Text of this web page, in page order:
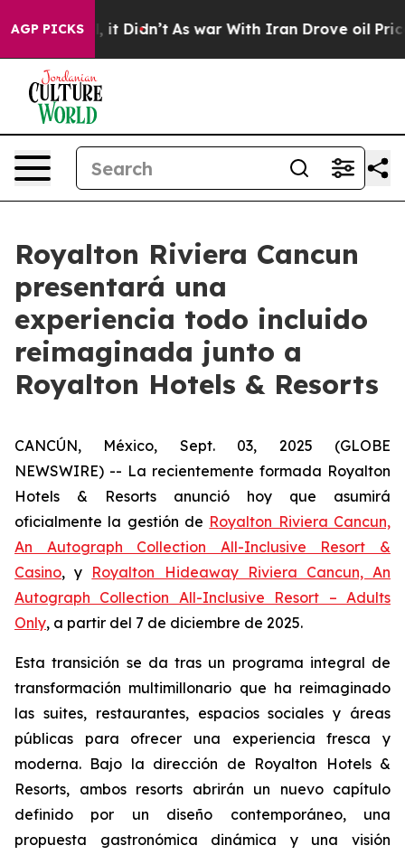
AGP PICKS
Well, it Didn’t As war With Iran Drove oil Prices
Royalton Riviera Cancun
presentará una
experiencia todo incluido
reimaginada junto a
Royalton Hotels & Resorts
CANCÚN, México, Sept. 03, 2025 (GLOBE
NEWSWIRE) -- La recientemente formada Royalton
Hotels & Resorts anunció hoy que asumirá
oficialmente la gestión de Royalton Riviera Cancun,
An Autograph Collection All-Inclusive Resort &
Casino, y Royalton Hideaway Riviera Cancun, An
Autograph Collection All-Inclusive Resort – Adults
Only, a partir del 7 de diciembre de 2025.
Esta transición se da tras un programa integral de
transformación multimillonario que ha reimaginado
las suites, restaurantes, espacios sociales y áreas
públicas para ofrecer una experiencia fresca y
moderna. Bajo la dirección de Royalton Hotels &
Resorts, ambos resorts abrirán un nuevo capítulo
definido por un diseño contemporáneo, una
propuesta gastronómica dinámica y una visión